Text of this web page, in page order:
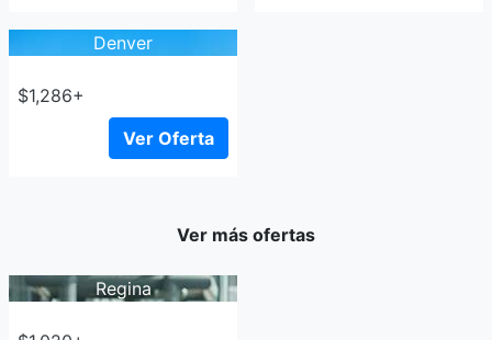
Denver
$1,286+
Ver Oferta
Ver más ofertas
Regina